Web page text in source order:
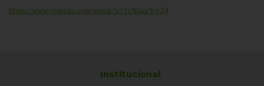
https://www.youtube.com/watch?v=1eXGecV-v24
Institucional